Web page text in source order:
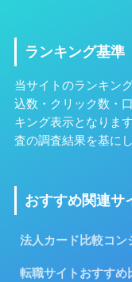
ランキング基準
当サイトのランキン
込数・クリック数・
キング表示となりま
査の調査結果を基に
おすすめ関連サ
法人カード比較コン
転職サイトおすすめ